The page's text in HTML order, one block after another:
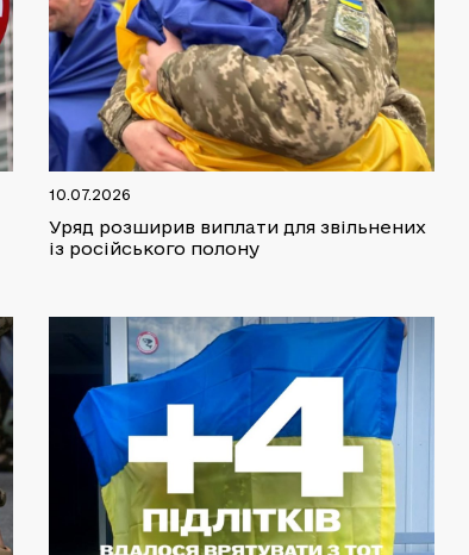
10.07.2026
Уряд розширив виплати для звільнених
із російського полону